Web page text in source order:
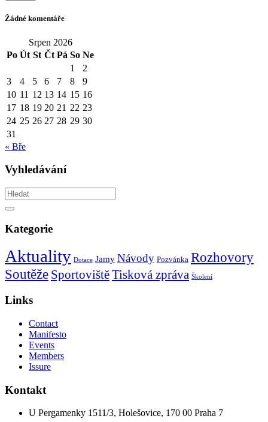
Žádné komentáře
Srpen 2026
Po Út St Čt Pá So Ne
1
2
3
4 5 6 7 8
9
10 11 12 13 14 15 16
17 18 19 20 21 22 23
24 25 26 27 28 29 30
31
« Bře
Vyhledávání
Vyhledávám
Hledat
Kategorie
Aktuality Dotace Jamy Návody Pozvánka Rozhovory
Soutěže SportovištěTisková zpráva Školení
Links
Contact
Manifesto
Events
Members
Issure
Kontakt
U Pergamenky 1511/3, Holešovice, 170 00 Praha 7